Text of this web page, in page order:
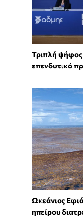
Τριπλή
επενδυτικό
Ωκεάνιος
ηπείρου